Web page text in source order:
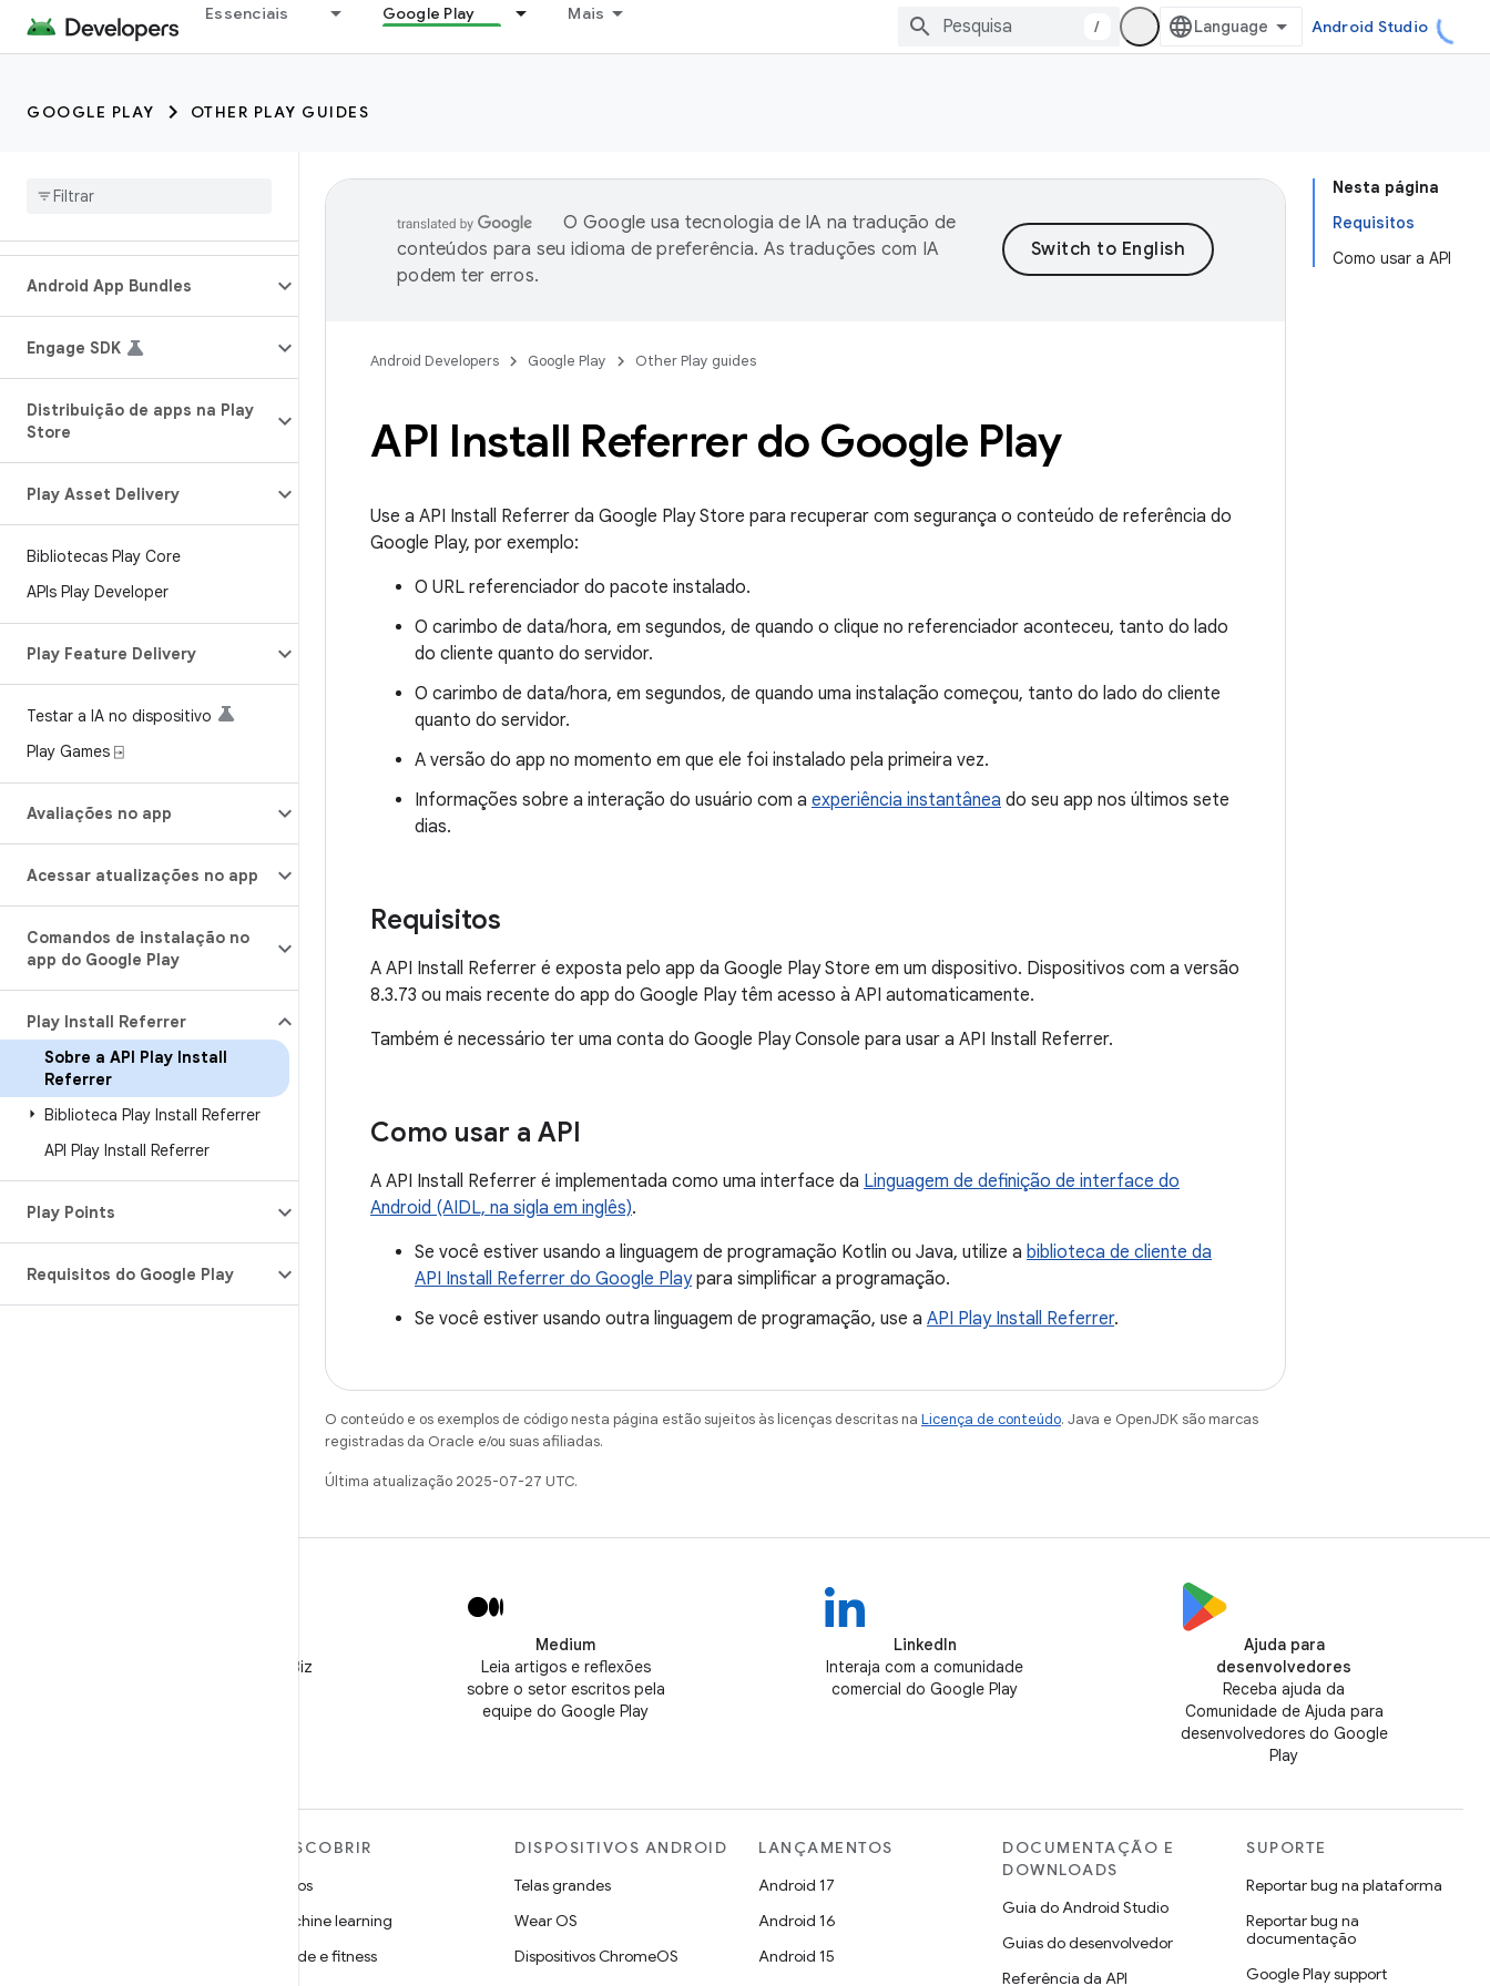
Essenciais Google Play Mais
/ Android Studio
GOOGLE PLAY OTHER PLAY GUIDES
Android App Bundles
Engage SDK
Distribuição de apps na Play
Store
Play Asset Delivery
Bibliotecas Play Core
APIs Play Developer
Play Feature Delivery
Testar a IA no dispositivo
Play Games ⍈
Avaliações no app
Acessar atualizações no app
Comandos de instalação no
app do Google Play
Play Install Referrer
Sobre a API Play Install
Referrer
Biblioteca Play Install Referrer
API Play Install Referrer
Play Points
Requisitos do Google Play
Nesta página
Requisitos
Como usar a API
O Google usa tecnologia de IA na tradução de
conteúdos para seu idioma de preferência. As traduções com IA
podem ter erros.
Android Developers Google Play Other Play guides
API Install Referrer do Google Play
Use a API Install Referrer da Google Play Store para recuperar com segurança o conteúdo de referência do
Google Play, por exemplo:
O URL referenciador do pacote instalado.
O carimbo de data/hora, em segundos, de quando o clique no referenciador aconteceu, tanto do lado
do cliente quanto do servidor.
O carimbo de data/hora, em segundos, de quando uma instalação começou, tanto do lado do cliente
quanto do servidor.
A versão do app no momento em que ele foi instalado pela primeira vez.
Informações sobre a interação do usuário com a experiência instantânea do seu app nos últimos sete
dias.
Requisitos
A API Install Referrer é exposta pelo app da Google Play Store em um dispositivo. Dispositivos com a versão
8.3.73 ou mais recente do app do Google Play têm acesso à API automaticamente.
Também é necessário ter uma conta do Google Play Console para usar a API Install Referrer.
Como usar a API
A API Install Referrer é implementada como uma interface da Linguagem de definição de interface do
Android (AIDL, na sigla em inglês).
Se você estiver usando a linguagem de programação Kotlin ou Java, utilize a biblioteca de cliente da
API Install Referrer do Google Playpara simplificar a programação.
Se você estiver usando outra linguagem de programação, use a API Play Install Referrer.
O conteúdo e os exemplos de código nesta página estão sujeitos às licenças descritas na Licença de conteúdo. Java e OpenJDK são marcas
registradas da Oracle e/ou suas afiliadas.
Última atualização 2025-07-27 UTC.
Siga o perfil @GooglePlayBiz
Medium
Leia artigos e reflexões
sobre o setor escritos pela
equipe do Google Play
LinkedIn
Interaja com a comunidade
comercial do Google Play
Ajuda para
desenvolvedores
Receba ajuda da
Comunidade de Ajuda para
desenvolvedores do Google
Play
DESCOBRIR
Jogos
Machine learning
Saúde e fitness
DISPOSITIVOS ANDROID
Telas grandes
Wear OS
Dispositivos ChromeOS
LANÇAMENTOS
Android 17
Android 16
Android 15
DOCUMENTAÇÃO E
DOWNLOADS
Guia do Android Studio
Guias do desenvolvedor
Referência da API
SUPORTE
Reportar bug na plataforma
Reportar bug na
documentação
Google Play support